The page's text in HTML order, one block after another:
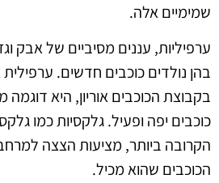
שמימיים אלה.
ערפיליות, עננים מסיביים של אבק
בהן נולדים כוכבים חדשים.
בקבוצת הכוכבים אוריון, היא דוגמה
כוכבים יפה ופעיל. גלקסיות כמו
הקרובה ביותר, מציעות הצצה
הכוכבים שהוא מכיל.